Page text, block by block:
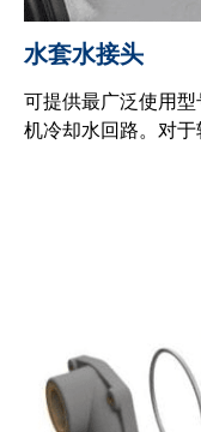
水套水接头
可提供最广泛使用
机冷却水回路。对于